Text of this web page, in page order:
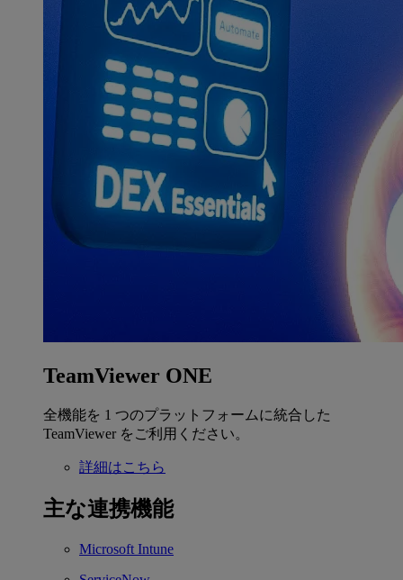
TeamViewer ONE
全機能を 1 つのプラットフォームに統合した
TeamViewer をご利用ください。
詳細はこちら
主な連携機能
Microsoft Intune